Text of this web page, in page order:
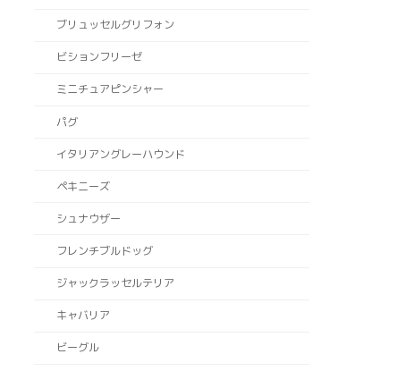
ブリュッセルグリフォン
ビションフリーゼ
ミニチュアピンシャー
パグ
イタリアングレーハウンド
ペキニーズ
シュナウザー
フレンチブルドッグ
ジャックラッセルテリア
キャバリア
ビーグル